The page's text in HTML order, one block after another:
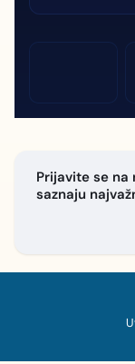
Prijavite se
saznaju